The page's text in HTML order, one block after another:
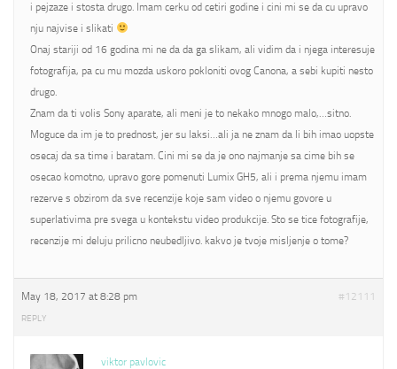
i pejzaze i stosta drugo. Imam cerku od cetiri godine i cini mi se da cu upravo
nju najvise i slikati
Onaj stariji od 16 godina mi ne da da ga slikam, ali vidim da i njega interesuje
fotografija, pa cu mu mozda uskoro pokloniti ovog Canona, a sebi kupiti nesto
drugo.
Znam da ti volis Sony aparate, ali meni je to nekako mnogo malo,…sitno.
Moguce da im je to prednost, jer su laksi…ali ja ne znam da li bih imao uopste
osecaj da sa time i baratam. Cini mi se da je ono najmanje sa cime bih se
osecao komotno, upravo gore pomenuti Lumix GH5, ali i prema njemu imam
rezerve s obzirom da sve recenzije koje sam video o njemu govore u
superlativima pre svega u kontekstu video produkcije. Sto se tice fotografije,
recenzije mi deluju prilicno neubedljivo. kakvo je tvoje misljenje o tome?
May 18, 2017 at 8:28 pm #12111
REPLY
viktor pavlovic